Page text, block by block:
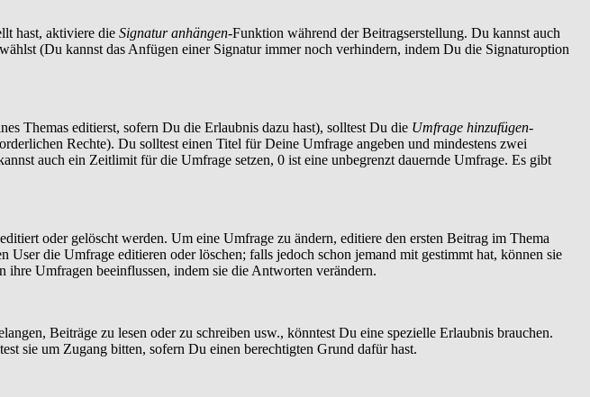
hast, aktiviere die Signatur anhängen-Funktion während der Beitragserstellung. Du kannst auch
(Du kannst das Anfügen einer Signatur immer noch verhindern, indem Du die Signaturoption
Themas editierst, sofern Du die Erlaubnis dazu hast), solltest Du die Umfrage hinzufügen-
Rechte). Du solltest einen Titel für Deine Umfrage angeben und mindestens zwei
auch ein Zeitlimit für die Umfrage setzen, 0 ist eine unbegrenzt dauernde Umfrage. Es gibt
oder gelöscht werden. Um eine Umfrage zu ändern, editiere den ersten Beitrag im Thema
die Umfrage editieren oder löschen; falls jedoch schon jemand mit gestimmt hat, können sie
Umfragen beeinflussen, indem sie die Antworten verändern.
Beiträge zu lesen oder zu schreiben usw., könntest Du eine spezielle Erlaubnis brauchen.
sie um Zugang bitten, sofern Du einen berechtigten Grund dafür hast.